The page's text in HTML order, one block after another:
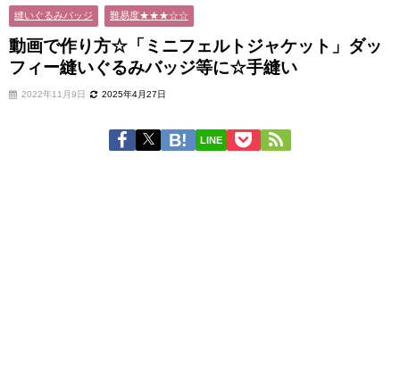
縫いぐるみバッジ
難易度★★★☆☆
動画で作り方☆「ミニフェルトジャケット」ダッ
フィー縫いぐるみバッジ等に☆手縫い
2022年11月9日 2025年4月27日
LINE